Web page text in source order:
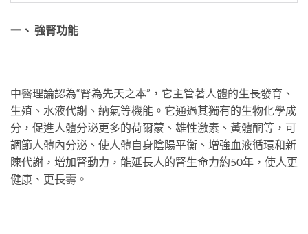
一、 強腎功能
中醫理論認為“腎為先天之本”，它主管著人體的生長發育、
生殖、水液代謝、納氣等機能。它通過其獨有的生物化學成
分，促進人體分泌更多的荷爾蒙、雄性激素、黃體酮等，可
調節人體內分泌、使人體自身陰陽平衡、增強血液循環和新
陳代謝，增加腎動力，能延長人的腎生命力約50年，使人更
健康、更長壽。